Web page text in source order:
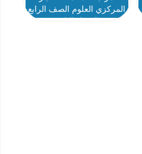
المركزي العلوم الصف الرابع